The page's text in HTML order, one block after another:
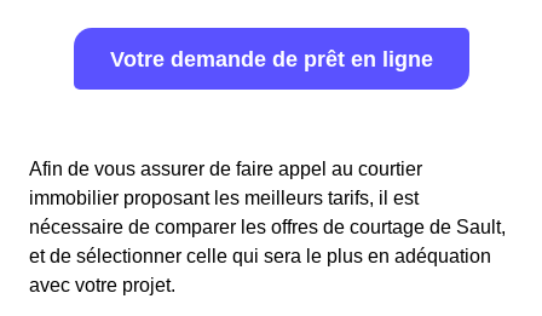
Votre demande de prêt en ligne
Afin de vous assurer de faire appel au courtier
immobilier proposant les meilleurs tarifs, il est
nécessaire de comparer les offres de courtage de Sault,
et de sélectionner celle qui sera le plus en adéquation
avec votre projet.